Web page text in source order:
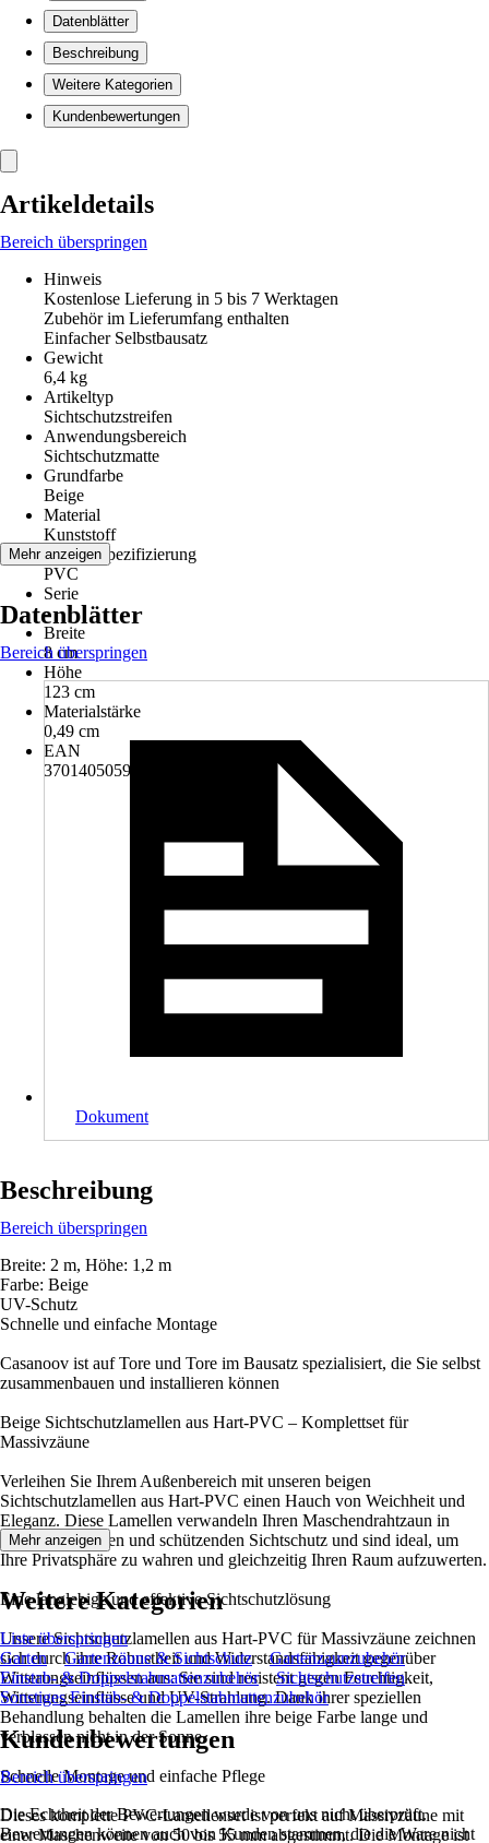
Datenblätter
Beschreibung
Weitere Kategorien
Kundenbewertungen
Artikeldetails
Bereich überspringen
Hinweis
Kostenlose Lieferung in 5 bis 7 Werktagen
Zubehör im Lieferumfang enthalten
Einfacher Selbstbausatz
Gewicht
6,4 kg
Artikeltyp
Sichtschutzstreifen
Anwendungsbereich
Sichtschutzmatte
Grundfarbe
Beige
Material
Kunststoff
Materialspezifizierung
PVC
Serie
-
Breite
8 cm
Höhe
123 cm
Materialstärke
0,49 cm
EAN
3701405059484
Mehr anzeigen
Datenblätter
Bereich überspringen
Dokument
Beschreibung
Bereich überspringen
Breite: 2 m, Höhe: 1,2 m
Farbe: Beige
UV-Schutz
Schnelle und einfache Montage
Casanoov ist auf Tore und Tore im Bausatz spezialisiert, die Sie selbst
zusammenbauen und installieren können
Beige Sichtschutzlamellen aus Hart-PVC – Komplettset für
Massivzäune
Verleihen Sie Ihrem Außenbereich mit unseren beigen
Sichtschutzlamellen aus Hart-PVC einen Hauch von Weichheit und
Eleganz. Diese Lamellen verwandeln Ihren Maschendrahtzaun in
einen ästhetischen und schützenden Sichtschutz und sind ideal, um
Ihre Privatsphäre zu wahren und gleichzeitig Ihren Raum aufzuwerten.
Eine langlebige und effektive Sichtschutzlösung
Unsere Sichtschutzlamellen aus Hart-PVC für Massivzäune zeichnen
sich durch ihre Robustheit und Widerstandsfähigkeit gegenüber
Witterungseinflüssen aus: Sie sind resistent gegen Feuchtigkeit,
Witterungseinflüsse und UV-Strahlung. Dank ihrer speziellen
Behandlung behalten die Lamellen ihre beige Farbe lange und
verblassen nicht in der Sonne.
Schnelle Montage und einfache Pflege
Dieses komplette PVC-Lamellenset ist perfekt auf Massivzäune mit
einer Maschenweite von 50 bis 55 mm abgestimmt. Die Montage ist
Mehr anzeigen
Weitere Kategorien
Liste überspringen
Garten
Gartenzäune & Sichtschutz
Gartenzaunzubehör
Einstab- & Doppelstabmattenzubehör
Sichtschutzstreifen
Sonstiges Einstab- & Doppelstabmattenzubehör
Kundenbewertungen
Bereich überspringen
Die Echtheit der Bewertungen wurde von uns nicht überprüft.
Bewertungen können auch von Kunden stammen, die die Ware nicht